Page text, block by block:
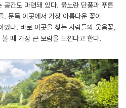
공간도 마련돼 있다. 붉노란 단풍과 푸른
문득 이곳에서 가장 아름다운 꽃이
었다. 바로 이곳을 찾는 사람들의 웃음꽃,
때 가장 큰 보람을 느낀다고 한다.